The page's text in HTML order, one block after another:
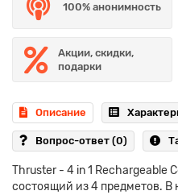
100% анонимность
Акции, скидки,
подарки
Описание
Вопрос-ответ (0)
Thruster - 4 in 1 Rechargeable
состоящий из 4 предметов. В